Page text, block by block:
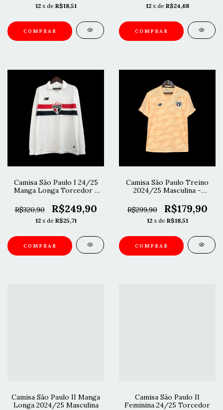
12 x de R$18,51
COMPRAR
12 x de R$24,68
COMPRAR
Camisa São Paulo I 24/25
Manga Longa Torcedor -
R$320,90
R$249,90
12 x de R$25,71
COMPRAR
Camisa São Paulo Treino
2024/25 Masculina -
R$299,90
R$179,90
12 x de R$18,51
COMPRAR
Camisa São Paulo II Manga
Longa 2024/25 Masculina
Camisa São Paulo II
Feminina 24/25 Torcedor